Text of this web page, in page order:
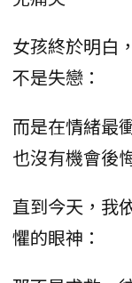
女孩終於明白
不是失戀：
而是在情緒最
也沒有機會後
直到今天，我
懼的眼神：